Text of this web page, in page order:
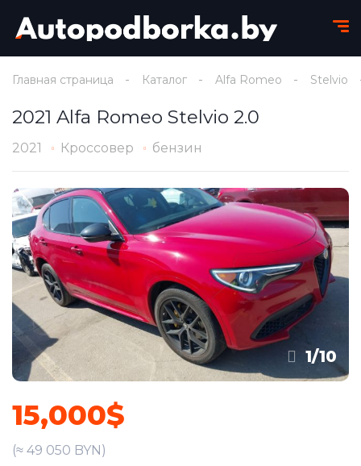
Главная страница Каталог Alfa Romeo Stelvio
2021 Alfa Romeo Stelvio 2.0
2021 Кроссовер бензин
1/10
15,000$
(≈ 49 050 BYN)